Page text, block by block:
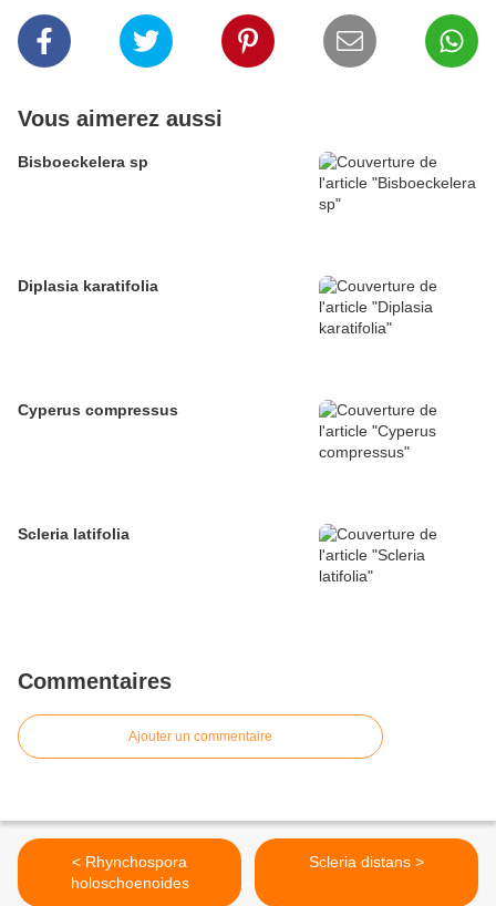
Vous aimerez aussi
Bisboeckelera sp
Diplasia karatifolia
Cyperus compressus
Scleria latifolia
Commentaires
Ajouter un commentaire
< Rhynchospora
holoschoenoides
Scleria distans >